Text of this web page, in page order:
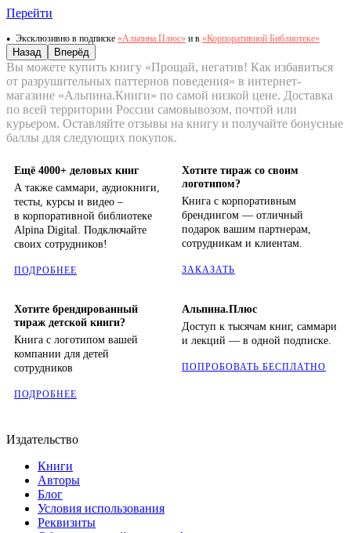
Перейти
Эксклюзивно в подписке «Альпина.Плюс» и в «Корпоративной Библиотеке»
Назад Вперёд
Вы можете купить книгу «Прощай, негатив! Как избавиться
от разрушительных паттернов поведения» в интернет-
магазине «Альпина.Книги» по самой низкой цене. Доставка
по всей территории России самовывозом, почтой или
курьером. Оставляйте отзывы на книгу и получайте бонусные
баллы для следующих покупок.
Ещё 4000+ деловых книг
А также саммари, аудиокниги,
тесты, курсы и видео –
в корпоративной библиотеке
Alpina Digital. Подключайте
своих сотрудников!
ПОДРОБНЕЕ
Хотите тираж со своим
логотипом?
Книга с корпоративным
брендингом — отличный
подарок вашим партнерам,
сотрудникам и клиентам.
ЗАКАЗАТЬ
Хотите брендированный
тираж детской книги?
Книга с логотипом вашей
компании для детей
сотрудников
ПОДРОБНЕЕ
Альпина.Плюс
Доступ к тысячам книг, саммари
и лекций — в одной подписке.
ПОПРОБОВАТЬ БЕСПЛАТНО
Издательство
Книги
Авторы
Блог
Условия использования
Реквизиты